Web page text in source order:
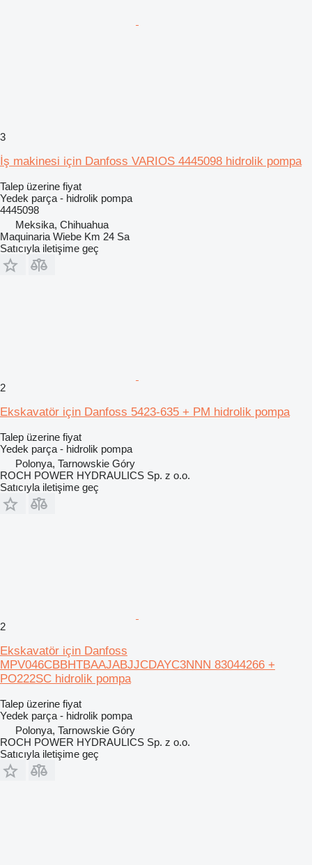
3
İş makinesi için Danfoss VARIOS 4445098 hidrolik pompa
Talep üzerine fiyat
Yedek parça - hidrolik pompa
4445098
Meksika, Chihuahua
Maquinaria Wiebe Km 24 Sa
Satıcıyla iletişime geç
2
Ekskavatör için Danfoss 5423-635 + PM hidrolik pompa
Talep üzerine fiyat
Yedek parça - hidrolik pompa
Polonya, Tarnowskie Góry
ROCH POWER HYDRAULICS Sp. z o.o.
Satıcıyla iletişime geç
2
Ekskavatör için Danfoss
MPV046CBBHTBAAJABJJCDAYC3NNN 83044266 +
PO222SC hidrolik pompa
Talep üzerine fiyat
Yedek parça - hidrolik pompa
Polonya, Tarnowskie Góry
ROCH POWER HYDRAULICS Sp. z o.o.
Satıcıyla iletişime geç